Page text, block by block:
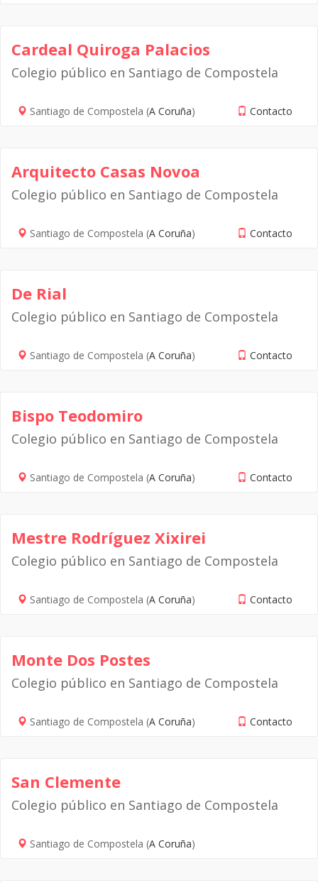
Cardeal Quiroga Palacios
Colegio público en Santiago de Compostela
Santiago de Compostela (A Coruña) Contacto
Arquitecto Casas Novoa
Colegio público en Santiago de Compostela
Santiago de Compostela (A Coruña) Contacto
De Rial
Colegio público en Santiago de Compostela
Santiago de Compostela (A Coruña) Contacto
Bispo Teodomiro
Colegio público en Santiago de Compostela
Santiago de Compostela (A Coruña) Contacto
Mestre Rodríguez Xixirei
Colegio público en Santiago de Compostela
Santiago de Compostela (A Coruña) Contacto
Monte Dos Postes
Colegio público en Santiago de Compostela
Santiago de Compostela (A Coruña) Contacto
San Clemente
Colegio público en Santiago de Compostela
Santiago de Compostela (A Coruña)